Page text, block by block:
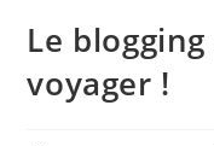
Le
voyager !